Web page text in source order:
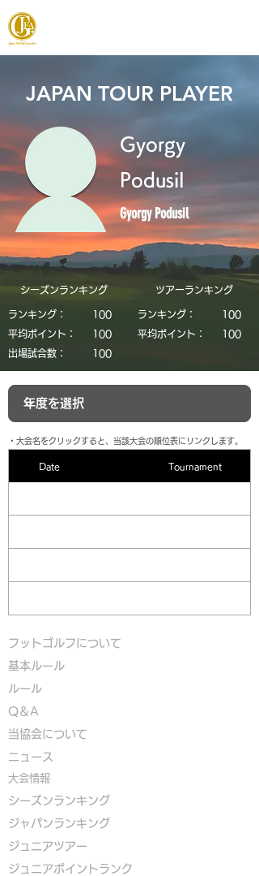
JAPAN TOUR PLAYER
Gyorgy
Podusil
Gyorgy Podusil
シーズンランキング
ランキング：
​100
平均ポイント：
​100
​出場試合数：
​100
​ツアーランキング
ランキング：
​100
平均ポイント：
​100
​・大会名をクリックすると、当該大会の順位表にリンクします。
Date Tournament
フットゴルフについて
基本ルール
ルール
Q＆A
​当協会について
​ニュース
大会情報
シーズンランキング
ジャパンランキング
ジュニアツアー
ジュニアポイントランク